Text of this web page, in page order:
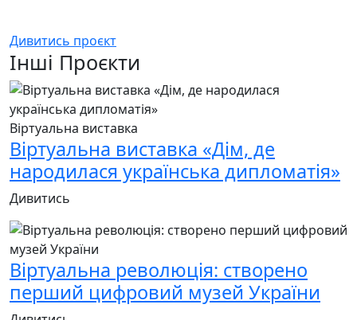
Дивитись проєкт
Інші Проєкти
Віртуальна виставка
Віртуальна виставка «Дім, де
народилася українська дипломатія»
Дивитись
Віртуальна революція: створено
перший цифровий музей України